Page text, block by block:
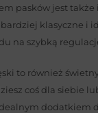
pasków jest także
klasyczne i
na szybką
to również
coś dla siebie
dodatkiem